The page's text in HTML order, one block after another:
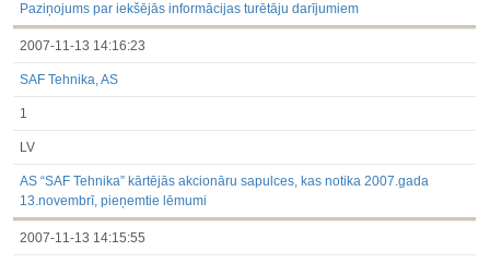
Paziņojums par iekšējās informācijas turētāju darījumiem
2007-11-13 14:16:23
SAF Tehnika, AS
1
LV
AS “SAF Tehnika” kārtējās akcionāru sapulces, kas notika 2007.gada
13.novembrī, pieņemtie lēmumi
2007-11-13 14:15:55